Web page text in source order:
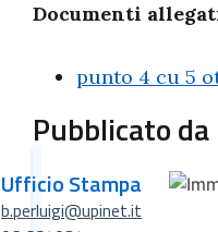
Documenti
punto 4 cu 5
Pubblicato da
Ufficio Stampa
b.perluigi@upinet.it